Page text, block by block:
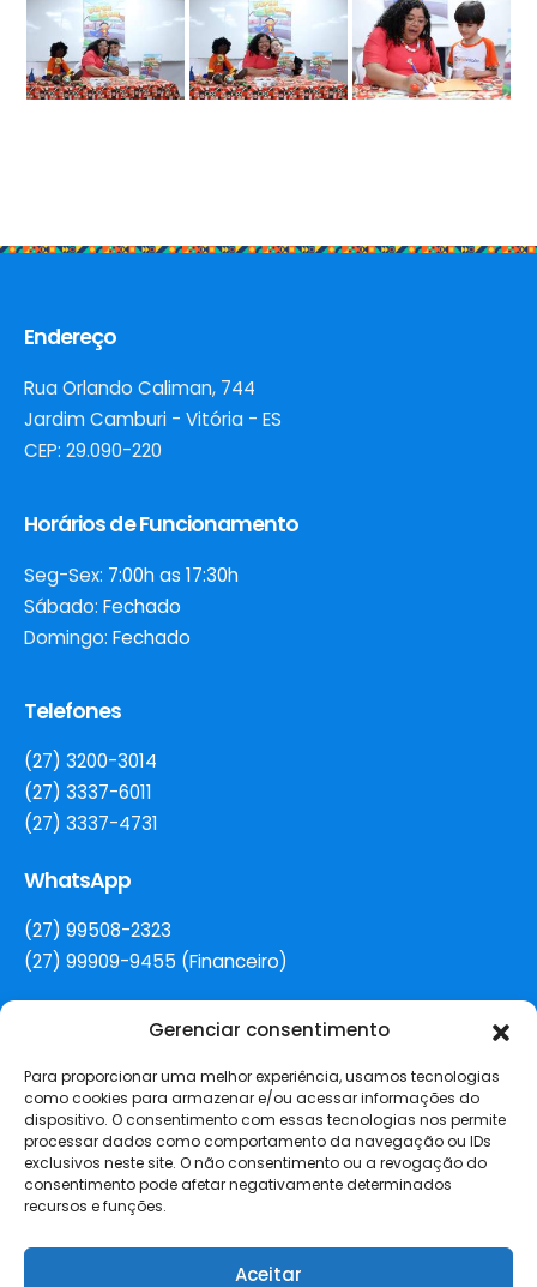
Gerenciar consentimento
Para proporcionar uma melhor experiência, usamos tecnologias
como cookies para armazenar e/ou acessar informações do
dispositivo. O consentimento com essas tecnologias nos permite
processar dados como comportamento da navegação ou IDs
exclusivos neste site. O não consentimento ou a revogação do
consentimento pode afetar negativamente determinados
recursos e funções.
Aceitar
Endereço
Rua Orlando Caliman, 744
Jardim Camburi - Vitória - ES
CEP: 29.090-220
Horários de Funcionamento
Seg-Sex: 7:00h as 17:30h
Sábado: Fechado
Domingo: Fechado
Telefones
(27) 3200-3014
(27) 3337-6011
(27) 3337-4731
WhatsApp
(27) 99508-2323
(27) 99909-9455 (Financeiro)
secretaria@colegiorenovacao.g12.br
Redes Sociais